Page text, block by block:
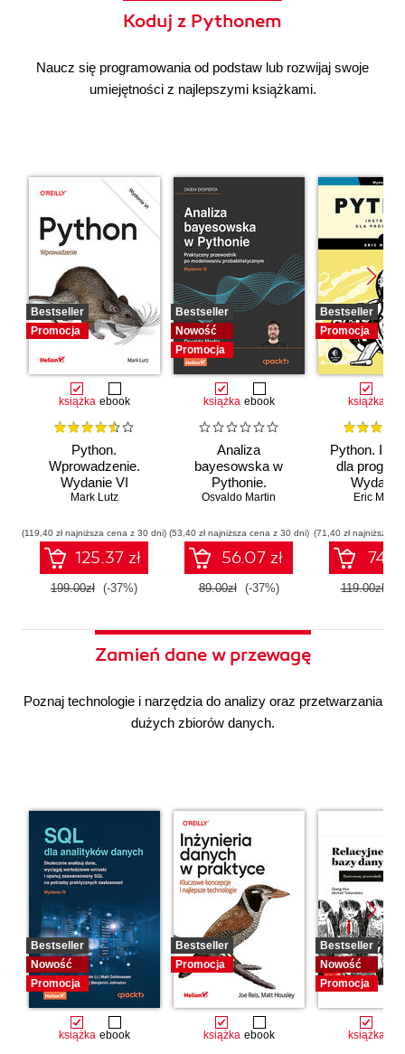
Koduj z Pythonem
Naucz się programowania od podstaw lub rozwijaj swoje
umiejętności z najlepszymi książkami.
Bestseller
Promocja
książka ebook
Python.
Wprowadzenie.
Wydanie VI
Mark Lutz
(119,40 zł najniższa cena z 30 dni)
125.37 zł
199.00zł (-37%)
Bestseller
Nowość
Promocja
książka ebook
Analiza
bayesowska w
Pythonie.
Praktyczny
modelowaniu
probabilistycznym.
Wydanie III
Osvaldo Martin
(53,40 zł najniższa cena z 30 dni)
56.07 zł
89.00zł (-37%)
Bestseller
Promocja
książka
Python.
dla
Wydanie
Eric
(71,40 zł najniższa
119.00zł
Zamień dane w przewagę
Poznaj technologie i narzędzia do analizy oraz przetwarzania
dużych zbiorów danych.
Bestseller
Nowość
Promocja
książka ebook
Bestseller
Promocja
książka ebook
Bestseller
Nowość
Promocja
książka